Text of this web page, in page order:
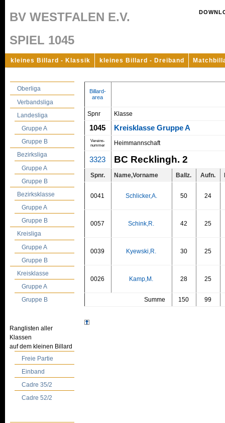
BV WESTFALEN E.V.
SPIEL 1045
kleines Billard - Klassik kleines Billard - Dreiband
Oberliga
Verbandsliga
Landesliga
Gruppe A
Gruppe B
Bezirksliga
Gruppe A
Gruppe B
Bezirksklasse
Gruppe A
Gruppe B
Kreisliga
Gruppe A
Gruppe B
Kreisklasse
Gruppe A
Gruppe B
Ranglisten aller
Klassen
auf dem kleinen Billard
Freie Partie
Einband
Cadre 35/2
Cadre 52/2
Billard-
area
Spnr Klasse
1045 Kreisklasse Gruppe A
Vereins-
nummer
Heimmannschaft
3323 BC Recklingh. 2
Spnr. Name,Vorname Ballz. Aufn.
0041 Schlicker,A. 50 24
0057 Schink,R. 42 25
0039 Kyewski,R. 30 25
0026 Kamp,M. 28 25
Summe 150 99